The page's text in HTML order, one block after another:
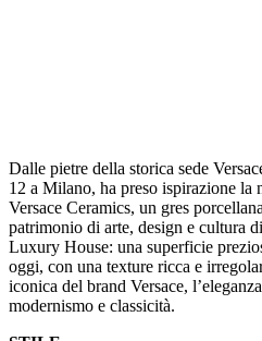
Dalle pietre della storica sede
12 a Milano, ha preso ispirazione
Versace Ceramics, un gres
patrimonio di arte, design e cultura
Luxury House: una superficie
oggi, con una texture ricca e
iconica del brand Versace,
modernismo e classicità.